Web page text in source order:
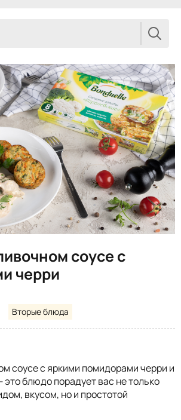
соусе с
черри
Вторые блюда
соусе с яркими помидорами черри и
блюдо порадует вас не только
вкусом, но и простотой